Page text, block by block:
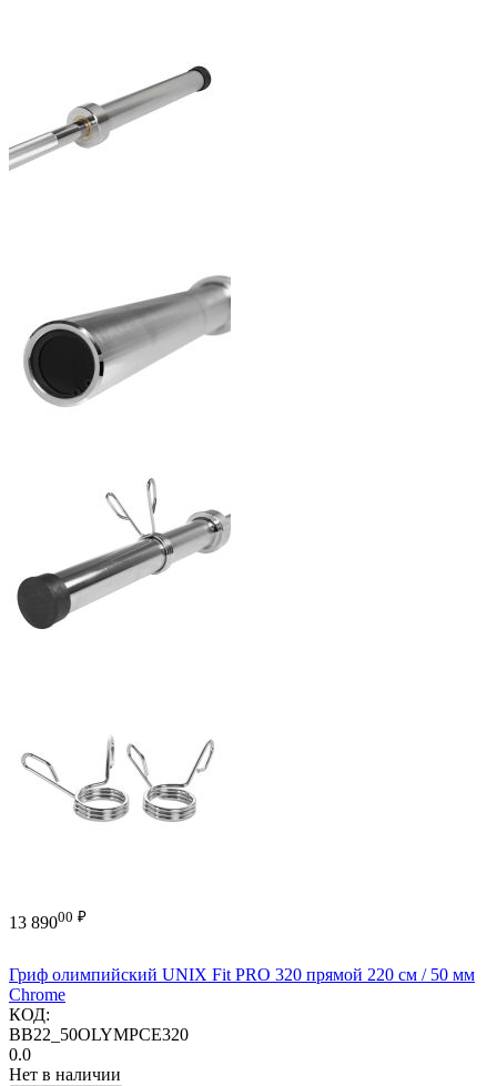
13 89000 ₽
Гриф олимпийский UNIX Fit PRO 320 прямой 220 см / 50 мм
Chrome
КОД:
BB22_50OLYMPCE320
0.0
Нет в наличии